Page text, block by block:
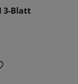
3-Blatt